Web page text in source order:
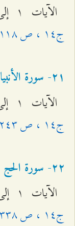
الآيات ۱ إلى ۱٣٥ -----------------------------
ج۱٤ ، ص ۱۱۸
٢۱- سورة الأنبیاء
الآيات ۱ إلى ۱۱٢ -----------------------------
ج۱٤ ، ص ٢٤٣
٢٢- سورة الحج
الآيات ۱ إلى ۷۸ -------------------------------
ج۱٤ ، ص ٣٣۸